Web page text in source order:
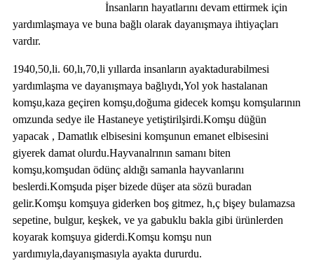
İnsanların hayatlarını devam ettirmek için
yardımlaşmaya ve buna bağlı olarak dayanışmaya ihtiyaçları
vardır.
1940,50,li. 60,lı,70,li yıllarda insanların ayaktadurabilmesi
yardımlaşma ve dayanışmaya bağlıydı,Yol yok hastalanan
komşu,kaza geçiren komşu,doğuma gidecek komşu komşularının
omzunda sedye ile Hastaneye yetiştirilşirdi.Komşu düğün
yapacak , Damatlık elbisesini komşunun emanet elbisesini
giyerek damat olurdu.Hayvanalrının samanı biten
komşu,komşudan ödünç aldığı samanla hayvanlarını
beslerdi.Komşuda pişer bizede düşer ata sözü buradan
gelir.Komşu komşuya giderken boş gitmez, h,ç bişey bulamazsa
sepetine, bulgur, keşkek, ve ya gabuklu bakla gibi ürünlerden
koyarak komşuya giderdi.Komşu komşu nun
yardımıyla,dayanışmasıyla ayakta dururdu.